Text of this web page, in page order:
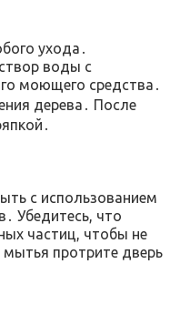
ухода․
воды с
моющего средства․
дерева․ После
с использованием
Убедитесь, что
частиц, чтобы не
мытья протрите дверь